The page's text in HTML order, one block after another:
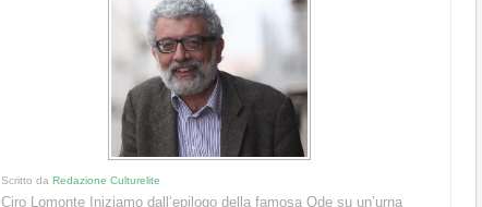
Scritto daRedazione Culturelite
Ciro Lomonte Iniziamo dall’epilogo della famosa Ode su un’urna